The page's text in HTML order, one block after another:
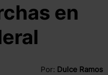
en
Por: Dulce Ramos